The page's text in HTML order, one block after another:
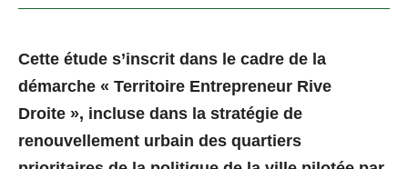
Cette étude s’inscrit dans le cadre de la
démarche « Territoire Entrepreneur Rive
Droite », incluse dans la stratégie de
renouvellement urbain des quartiers